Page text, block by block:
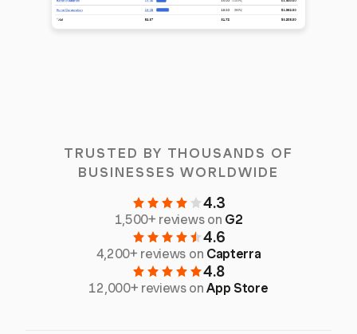
TRUSTED BY THOUSANDS OF
BUSINESSES WORLDWIDE
4.3
1,500+ reviews on G2
4.6
4,200+ reviews on Capterra
4.8
12,000+ reviews onApp Store